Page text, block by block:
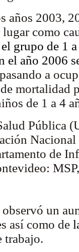
años 2003,
lugar como
el grupo de 1
el año 2006
a
mortalidad
de 1 a 4
Pública
de
un
así como de
trabajo.